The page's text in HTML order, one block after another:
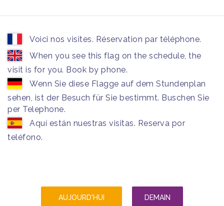
Voici nos visites. Réservation par téléphone.
When you see this flag on the schedule, the
visit is for you. Book by phone.
Wenn Sie diese Flagge auf dem Stundenplan
sehen, ist der Besuch für Sie bestimmt. Buschen Sie
per Telephone.
Aquí están nuestras visitas. Reserva por
teléfono.
AUJOURD'HUI DEMAIN